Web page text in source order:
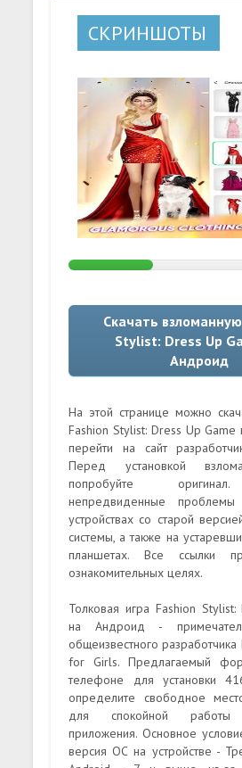
СКРИНШОТЫ
Скачать
Stylist: Dress Up
Андроид
На этой странице можно
Fashion Stylist: Dress Up
перейти на сайт
Перед установкой
попробуйте
непредвиденные
устройствах со старой
системы, а также на
планшетах. Все ссылки
ознакомительных целях.
Толковая игра Fashion
на Андроид -
общеизвестного
for Girls. Предлагаемый
телефоне для установки
определите свободное
для спокойной работы
приложения. Основное
версия ОС на устройстве -